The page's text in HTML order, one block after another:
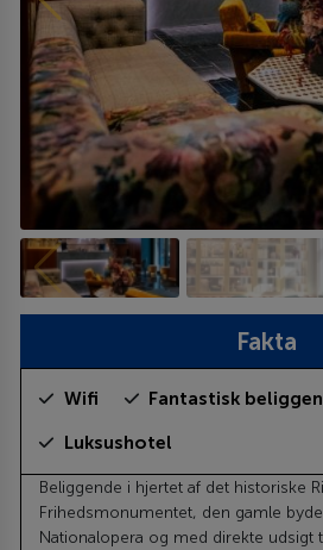
Fakta
Wifi Fantastisk
Luksushotel
Beliggende i hjertet af det historiske
Frihedsmonumentet, den gamle
Nationalopera og med direkte udsigt